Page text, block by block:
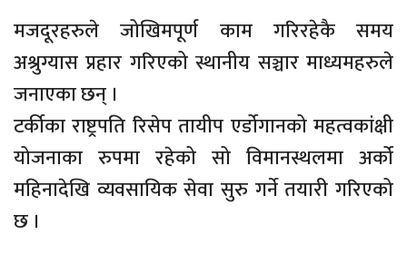
मजदूरहरुले जोखिमपूर्ण काम गरिरहेकै समय
अश्रुग्यास प्रहार गरिएको स्थानीय सञ्चार माध्यमहरुले
जनाएका छन् ।
टर्कीका राष्ट्रपति रिसेप तायीप एर्डोगानको महत्वकांक्षी
योजनाका रुपमा रहेको सो विमानस्थलमा अर्को
महिनादेखि व्यवसायिक सेवा सुरु गर्ने तयारी गरिएको
छ ।